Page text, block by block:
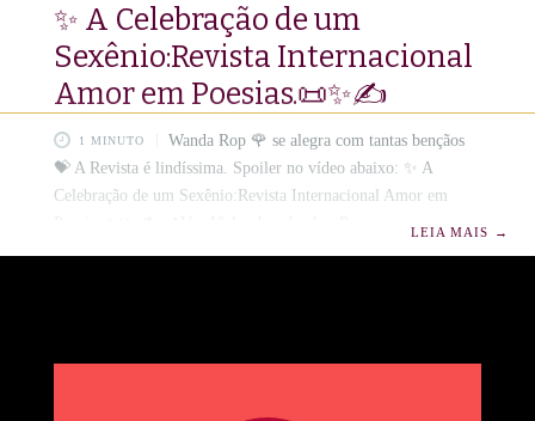
✨ A Celebração de um
Sexênio:Revista Internacional
Amor em Poesias.📜✨✍️
1 MINUTO
Wanda Rop 🌹 se alegra com tantas bençãos
💝 A Revista é lindíssima. Spoiler no vídeo abaixo: ✨ A
Celebração de um Sexênio:Revista Internacional Amor em
Poesias.📜✨✍️ 📌Um Vislumbre da obra:Para aguçar os
trajetória do portal www.amorempoesias.com.br, a escritora e
LEIA MAIS →